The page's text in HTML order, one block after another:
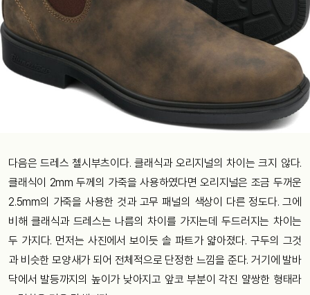
다음은 드레스 첼시부츠이다. 클래식과 오리지널의 차이는 크지 않다.
클래식이 2mm 두께의 가죽을 사용하였다면 오리지널은 조금 두꺼운
2.5mm의 가죽을 사용한 것과 고무 패널의 색상이 다른 정도다. 그에
비해 클래식과 드레스는 나름의 차이를 가지는데 두드러지는 차이는
두 가지다. 먼저는 사진에서 보이듯 솔 파트가 얇아졌다. 구두의 그것
과 비슷한 모양새가 되어 전체적으로 단정한 느낌을 준다. 거기에 발바
닥에서 발등까지의 높이가 낮아지고 앞코 부분이 각진 얄쌍한 형태라